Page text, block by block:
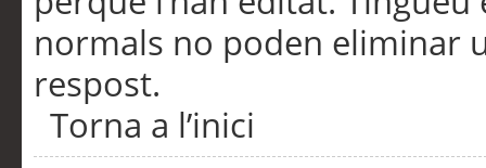
normals no poden eliminar
respost.
Torna a l’inici